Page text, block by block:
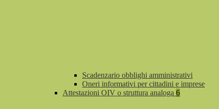
Scadenzario obblighi amministrativi
Oneri informativi per cittadini e imprese
Attestazioni OIV o struttura analoga 6